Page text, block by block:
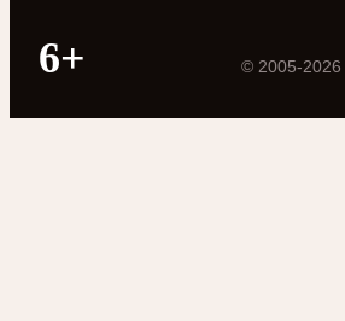
6+ © 2005-2026